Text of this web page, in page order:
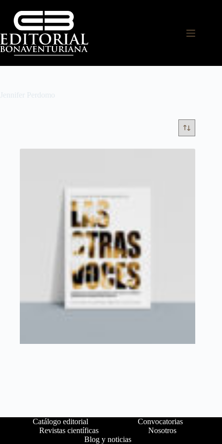
Jennifer Perdomo
Catálogo editorial
Convocatorias
Revistas científicas
Nosotros
Blog y noticias